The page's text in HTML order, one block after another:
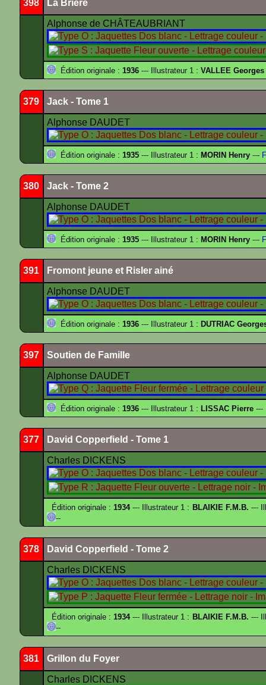
398 La Brière
Alphonse de CHÂTEAUBRIANT
Édition originale : 1936 --- Illustrateur 1 : VALLEE Georges
379 Jack - Tome 1
Alphonse DAUDET
Édition originale : 1935 --- Illustrateur 1 : MORIN Henry ---
380 Jack - Tome 2
Alphonse DAUDET
Édition originale : 1935 --- Illustrateur 1 : MORIN Henry ---
391 Fromont jeune et Risler ainé
Alphonse DAUDET
Édition originale : 1936 --- Illustrateur 1 : DUTRIAC
397 Soutien de Famille
Alphonse DAUDET
Édition originale : 1936 --- Illustrateur 1 : LISSAC Pierre ---
377 David Copperfield - Tome 1
Charles DICKENS
Édition originale :1934--- Illustrateur 1 : BLAIKIE F.M.B. ---
--
378 David Copperfield - Tome 2
Charles DICKENS
Édition originale :1934--- Illustrateur 1 : BLAIKIE F.M.B. ---
--
381 Grillon du Foyer
Charles DICKENS